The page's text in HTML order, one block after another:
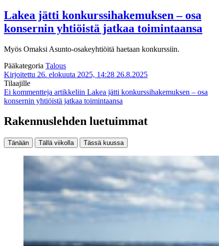
Lakea jätti konkurssihakemuksen – osa
konsernin yhtiöistä jatkaa toimintaansa
Myös Omaksi Asunto-osakeyhtiöitä haetaan konkurssiin.
Pääkategoria Talous
Kirjoitettu 26. elokuuta 2025, 14:28 26.8.2025
Tilaajille
Ei kommentteja artikkeliin Lakea jätti konkurssihakemuksen – osa
konsernin yhtiöistä jatkaa toimintaansa
Rakennuslehden luetuimmat
Tänään Tällä viikolla Tässä kuussa